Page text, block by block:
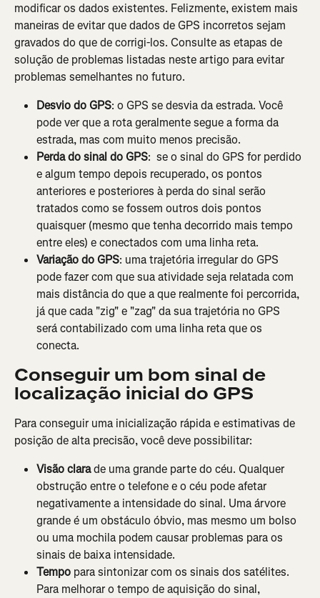
modificar os dados existentes. Felizmente, existem mais
maneiras de evitar que dados de GPS incorretos sejam
gravados do que de corrigi-los. Consulte as etapas de
solução de problemas listadas neste artigo para evitar
problemas semelhantes no futuro.
Desvio do GPS: o GPS se desvia da estrada. Você
pode ver que a rota geralmente segue a forma da
estrada, mas com muito menos precisão.
Perda do sinal do GPS: se o sinal do GPS for perdido
e algum tempo depois recuperado, os pontos
anteriores e posteriores à perda do sinal serão
tratados como se fossem outros dois pontos
quaisquer (mesmo que tenha decorrido mais tempo
entre eles) e conectados com uma linha reta.
Variação do GPS: uma trajetória irregular do GPS
pode fazer com que sua atividade seja relatada com
mais distância do que a que realmente foi percorrida,
já que cada "zig" e "zag" da sua trajetória no GPS
será contabilizado com uma linha reta que os
conecta.
Conseguir um bom sinal de
localização inicial do GPS
Para conseguir uma inicialização rápida e estimativas de
posição de alta precisão, você deve possibilitar:
Visão clara de uma grande parte do céu. Qualquer
obstrução entre o telefone e o céu pode afetar
negativamente a intensidade do sinal. Uma árvore
grande é um obstáculo óbvio, mas mesmo um bolso
ou uma mochila podem causar problemas para os
sinais de baixa intensidade.
Tempo para sintonizar com os sinais dos satélites.
Para melhorar o tempo de aquisição do sinal,